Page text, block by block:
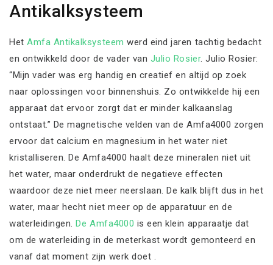
Antikalksysteem
Het Amfa Antikalksysteem werd eind jaren tachtig bedacht
en ontwikkeld door de vader van Julio Rosier. Julio Rosier:
“Mijn vader was erg handig en creatief en altijd op zoek
naar oplossingen voor binnenshuis. Zo ontwikkelde hij een
apparaat dat ervoor zorgt dat er minder kalkaanslag
ontstaat.” De magnetische velden van de Amfa4000 zorgen
ervoor dat calcium en magnesium in het water niet
kristalliseren. De Amfa4000 haalt deze mineralen niet uit
het water, maar onderdrukt de negatieve effecten
waardoor deze niet meer neerslaan. De kalk blijft dus in het
water, maar hecht niet meer op de apparatuur en de
waterleidingen.De Amfa4000 is een klein apparaatje dat
om de waterleiding in de meterkast wordt gemonteerd en
vanaf dat moment zijn werk doet .